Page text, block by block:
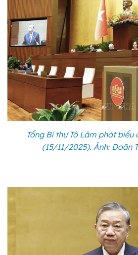
Tổng Bí thư Tô Lâm phát biểu
(15/11/2025). Ảnh: Doãn